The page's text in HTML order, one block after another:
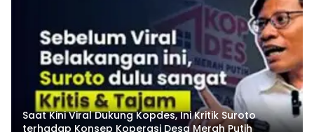
Saat Kini Viral Dukung Kopdes, Ini Kritik Suroto
terhadap Konsep Koperasi Desa Merah Putih